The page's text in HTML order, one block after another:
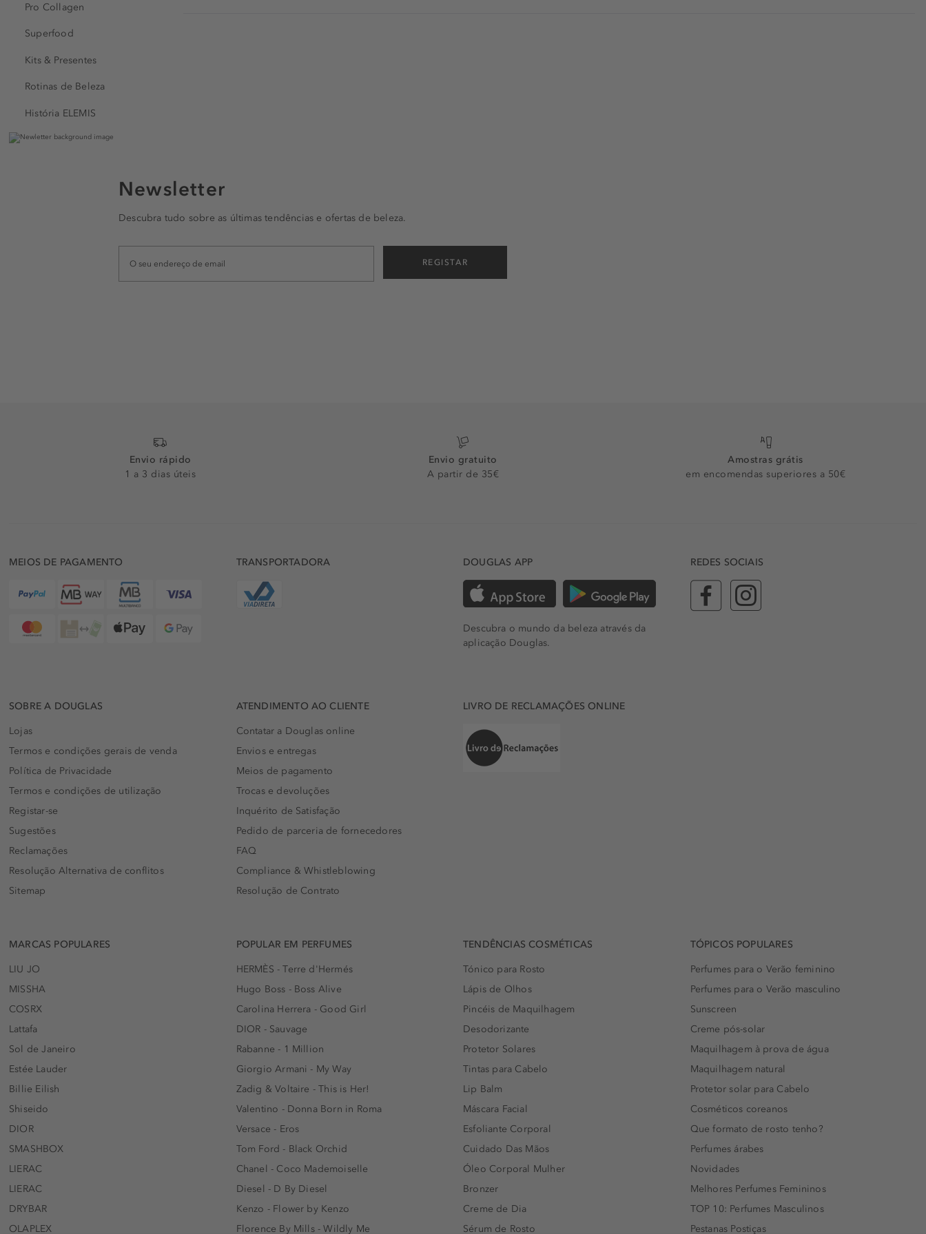
Pro Collagen
Superfood
Kits & Presentes
Rotinas de Beleza
História ELEMIS
Newsletter
Descubra tudo sobre as últimas tendências e ofertas de beleza.
REGISTAR
Envio rápido
1 a 3 dias úteis
Envio gratuito
A partir de 35€
Amostras grátis
em encomendas superiores a 50€
MEIOS DE PAGAMENTO TRANSPORTADORA DOUGLAS APP
Descubra o mundo da beleza através da
aplicação Douglas.
REDES SOCIAIS
SOBRE A DOUGLAS
Lojas
Termos e condições gerais de venda
Política de Privacidade
Termos e condições de utilização
Registar-se
Sugestões
Reclamações
Resolução Alternativa de conflitos
Sitemap
ATENDIMENTO AO CLIENTE
Contatar a Douglas online
Envios e entregas
Meios de pagamento
Trocas e devoluções
Inquérito de Satisfação
Pedido de parceria de fornecedores
FAQ
Compliance & Whistleblowing
Resolução de Contrato
LIVRO DE RECLAMAÇÕES ONLINE
MARCAS POPULARES
LIU JO
MISSHA
COSRX
Lattafa
Sol de Janeiro
Estée Lauder
Billie Eilish
Shiseido
DIOR
SMASHBOX
LIERAC
LIERAC
DRYBAR
OLAPLEX
POPULAR EM PERFUMES
HERMÈS - Terre d'Hermés
Hugo Boss - Boss Alive
Carolina Herrera - Good Girl
DIOR - Sauvage
Rabanne - 1 Million
Giorgio Armani - My Way
Zadig & Voltaire - This is Her!
Valentino - Donna Born in Roma
Versace - Eros
Tom Ford - Black Orchid
Chanel - Coco Mademoiselle
Diesel - D By Diesel
Kenzo - Flower by Kenzo
Florence By Mills - Wildly Me
TENDÊNCIAS COSMÉTICAS
Tónico para Rosto
Lápis de Olhos
Pincéis de Maquilhagem
Desodorizante
Protetor Solares
Tintas para Cabelo
Lip Balm
Máscara Facial
Esfoliante Corporal
Cuidado Das Mãos
Óleo Corporal Mulher
Bronzer
Creme de Dia
Sérum de Rosto
TÓPICOS POPULARES
Perfumes para o Verão feminino
Perfumes para o Verão masculino
Sunscreen
Creme pós-solar
Maquilhagem à prova de água
Maquilhagem natural
Protetor solar para Cabelo
Cosméticos coreanos
Que formato de rosto tenho?
Perfumes árabes
Novidades
Melhores Perfumes Femininos
TOP 10: Perfumes Masculinos
Pestanas Postiças